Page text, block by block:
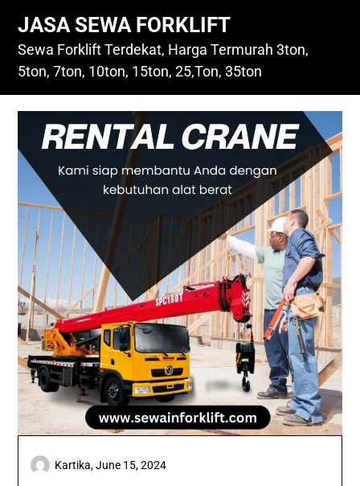
content
JASA SEWA FORKLIFT
Sewa Forklift Terdekat, Harga Termurah 3ton,
5ton, 7ton, 10ton, 15ton, 25,Ton, 35ton
Kartika,June 15, 2024